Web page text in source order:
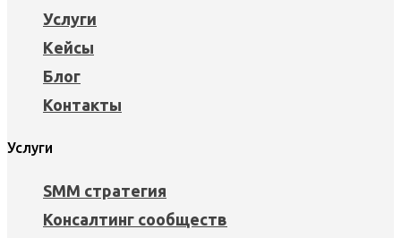
Услуги
Кейсы
Блог
Контакты
Услуги
SMM стратегия
Консалтинг сообществ